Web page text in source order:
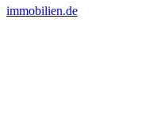
immobilien.de